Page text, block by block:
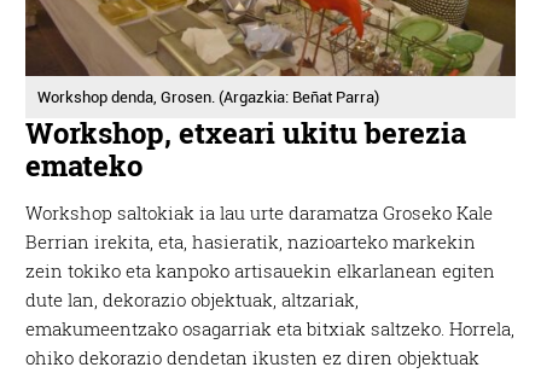
Workshop denda, Grosen. (Argazkia: Beñat Parra)
Workshop, etxeari ukitu berezia
emateko
Workshop saltokiak ia lau urte daramatza Groseko Kale
Berrian irekita, eta, hasieratik, nazioarteko markekin
zein tokiko eta kanpoko artisauekin elkarlanean egiten
dute lan, dekorazio objektuak, altzariak,
emakumeentzako osagarriak eta bitxiak saltzeko. Horrela,
ohiko dekorazio dendetan ikusten ez diren objektuak